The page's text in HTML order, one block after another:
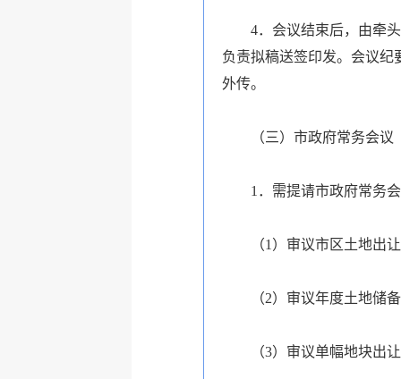
4．会议结束后，由牵
负责拟稿送签印发。会议纪
外传。
（三）市政府常务会议
1．需提请市政府常务
（1）审议市区土地出
（2）审议年度土地储
（3）审议单幅地块出